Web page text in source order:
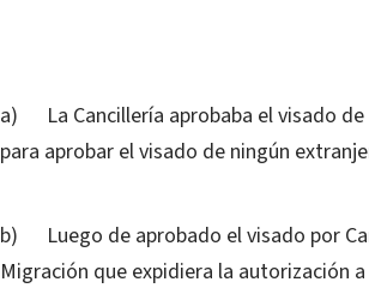
a) La Cancillería aprobaba el visado
para aprobar el visado de ningún
b) Luego de aprobado el visado por
Migración que expidiera la autorización